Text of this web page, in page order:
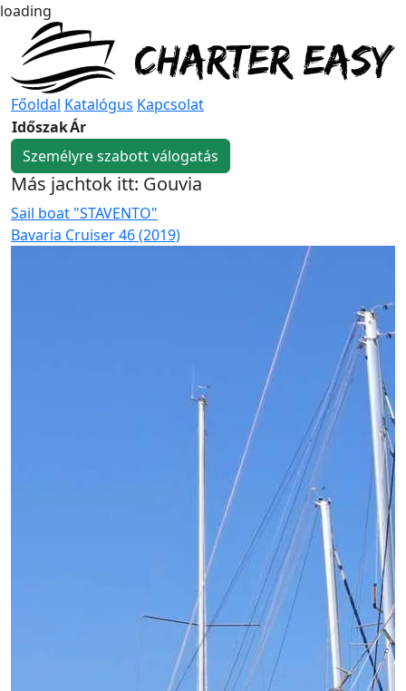
loading
Főoldal Katalógus Kapcsolat
IdőszakÁr
Személyre szabott válogatás
Más jachtok itt: Gouvia
Sail boat "STAVENTO"
Bavaria Cruiser 46 (2019)